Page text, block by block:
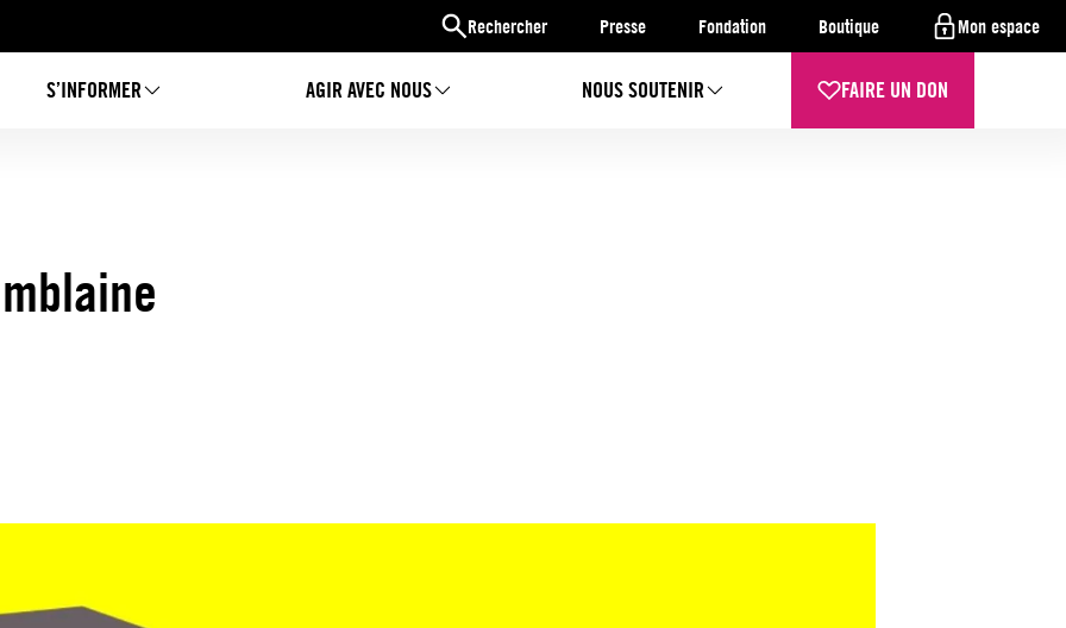
Rechercher Presse Fondation Boutique Mon espace
S’INFORMER AGIR AVEC NOUS NOUS SOUTENIR FAIRE UN DON